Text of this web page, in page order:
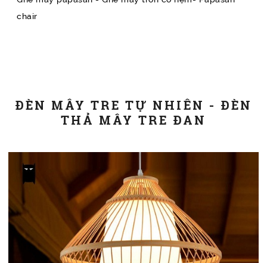
chair
ĐÈN MÂY TRE TỰ NHIÊN - ĐÈN
THẢ MÂY TRE ĐAN